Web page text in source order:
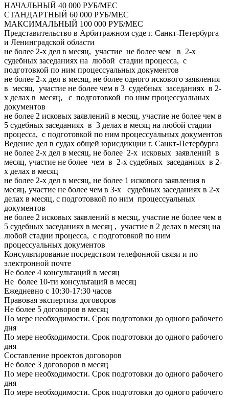
НАЧАЛЬНЫЙ 40 000 РУБ/МЕС
СТАНДАРТНЫЙ 60 000 РУБ/МЕС
МАКСИМАЛЬНЫЙ 100 000 РУБ/МЕС
Представительство в Арбитражном суде г. Санкт-Петербурга
и Ленинградской области
не более 2-х дел в месяц, участие не более чем в 2-х
судебных заседаниях на любой стадии процесса, с
подготовкой по ним процессуальных документов
не более 2-х дел в месяц, не более одного искового заявления
в месяц, участие не более чем в 3 судебных заседаниях в 2-
х делах в месяц, с подготовкой по ним процессуальных
документов
не более 2 исковых заявлений в месяц, участие не более чем в
5 судебных заседаниях в 3 делах в месяц на любой стадии
процесса, с подготовкой по ним процессуальных документов
Ведение дел в судах общей юрисдикции г. Санкт-Петербурга
не более 2-х дел в месяц, не более 2-х исковых заявлений в
месяц, участие не более чем в 2-х судебных заседаниях в 2-
х делах в месяц
не более 2-х дел в месяц, не более 1 искового заявления в
месяц, участие не более чем в 3-х судебных заседаниях в 2-х
делах в месяц, с подготовкой по ним процессуальных
документов
не более 2 исковых заявлений в месяц, участие не более чем в
5 судебных заседаниях в месяц , участие в 2 делах в месяц на
любой стадии процесса, с подготовкой по ним
процессуальных документов
Консультирование посредством телефонной связи и по
электронной почте
Не более 4 консультаций в месяц
Не более 10-ти консультаций в месяц
Ежедневно с 10:30-17:30 часов
Правовая экспертиза договоров
Не более 5 договоров в месяц
По мере необходимости. Срок подготовки до одного рабочего
дня
По мере необходимости. Срок подготовки до одного рабочего
дня
Составление проектов договоров
Не более 3 договоров в месяц
По мере необходимости. Срок подготовки до одного рабочего
дня
По мере необходимости. Срок подготовки до одного рабочего